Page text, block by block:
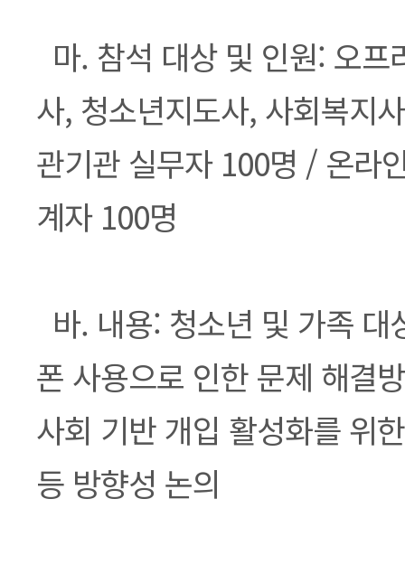
마. 참석 대상 및 인원: 오프
사, 청소년지도사, 사회복지
관기관 실무자 100명 / 온라
계자 100명
바. 내용: 청소년 및 가족 대
폰 사용으로 인한 문제 해결
사회 기반 개입 활성화를 위
등 방향성 논의